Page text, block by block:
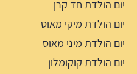
יום הולדת חד קרן
יום הולדת מיקי מאוס
יום הולדת מיני מאוס
יום הולדת קוקומלון